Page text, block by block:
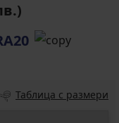
Таблица с размери